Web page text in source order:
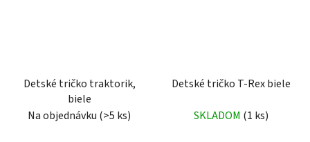
Detské tričko traktorik,
biele
Na objednávku (>5 ks)
Detské tričko T-Rex biele
SKLADOM (1 ks)